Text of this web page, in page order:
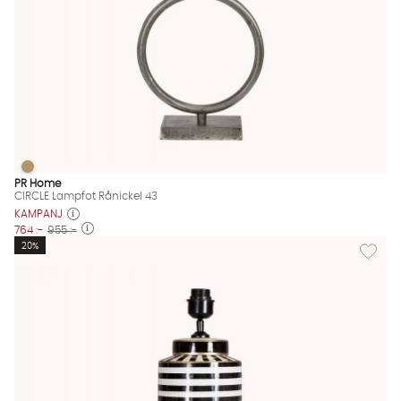
CIRCLE Lampfot Rånickel 43 Finns även i dessa färger:
CIRCLE Lampfot Rånickel 43
PR Home
CIRCLE Lampfot Rånickel 43
KAMPANJ
764 :- 955 :-
Lägg
20%